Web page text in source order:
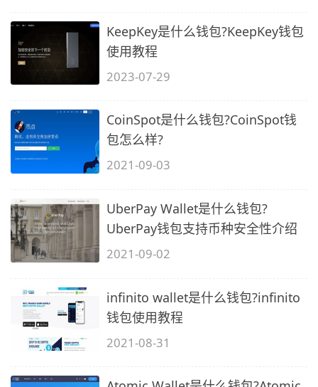
KeepKey是什么钱包?KeepKey钱包
使用教程
2023-07-29
CoinSpot是什么钱包?CoinSpot钱
包怎么样?
2021-09-03
UberPay Wallet是什么钱包?
UberPay钱包支持币种安全性介绍
2021-09-02
infinito wallet是什么钱包?infinito
钱包使用教程
2021-08-31